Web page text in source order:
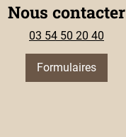
Nous contacter
03 54 50 20 40
Formulaires